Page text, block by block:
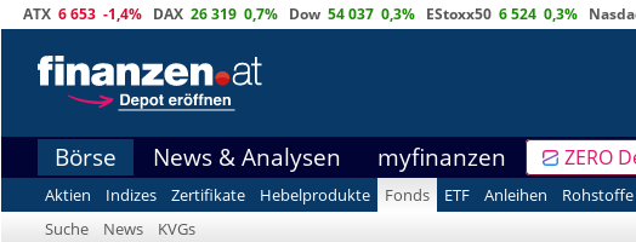
ATX 6 653 -1,4% DAX 26 319 0,7% Dow 54 037 0,3% EStoxx50 6 524 0,3%
Börse News & Analysen myfinanzen ZERO
Aktien Indizes Zertifikate Hebelprodukte Fonds ETF Anleihen Rohstoffe
Suche
News KVGs